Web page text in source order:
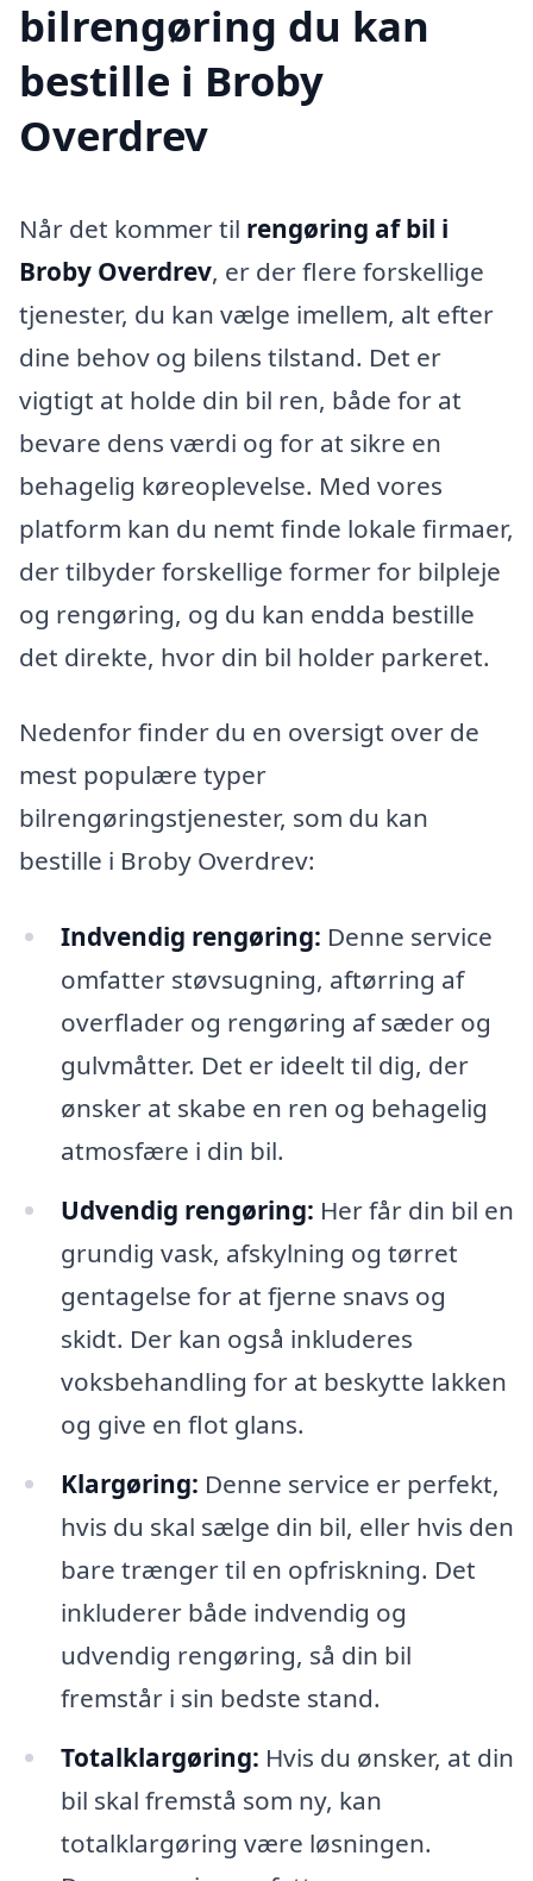
bilrengøring du kan
bestille i Broby
Overdrev
Når det kommer til rengøring af bil i
Broby Overdrev, er der flere forskellige
tjenester, du kan vælge imellem, alt efter
dine behov og bilens tilstand. Det er
vigtigt at holde din bil ren, både for at
bevare dens værdi og for at sikre en
behagelig køreoplevelse. Med vores
platform kan du nemt finde lokale firmaer,
der tilbyder forskellige former for bilpleje
og rengøring, og du kan endda bestille
det direkte, hvor din bil holder parkeret.
Nedenfor finder du en oversigt over de
mest populære typer
bilrengøringstjenester, som du kan
bestille i Broby Overdrev:
Indvendig rengøring: Denne service
omfatter støvsugning, aftørring af
overflader og rengøring af sæder og
gulvmåtter. Det er ideelt til dig, der
ønsker at skabe en ren og behagelig
atmosfære i din bil.
Udvendig rengøring: Her får din bil en
grundig vask, afskylning og tørret
gentagelse for at fjerne snavs og
skidt. Der kan også inkluderes
voksbehandling for at beskytte lakken
og give en flot glans.
Klargøring: Denne service er perfekt,
hvis du skal sælge din bil, eller hvis den
bare trænger til en opfriskning. Det
inkluderer både indvendig og
udvendig rengøring, så din bil
fremstår i sin bedste stand.
Totalklargøring: Hvis du ønsker, at din
bil skal fremstå som ny, kan
totalklargøring være løsningen.